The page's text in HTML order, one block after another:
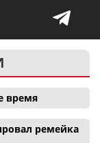
время
ремейка